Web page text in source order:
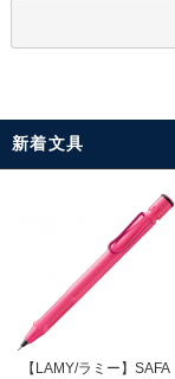
新着文具
【LAMY/ラミー】SAFA